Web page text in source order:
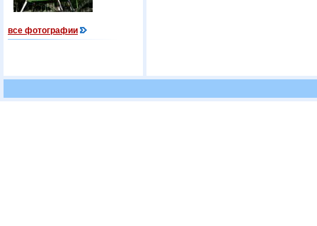
все фотографии